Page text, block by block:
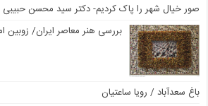
صور خیال شهر را پاک کردیم- دکتر سید محسن حبیبی
بررسی هنر معاصر ایران/ زوبین
باغ سعدآباد / رویا ساعتیان